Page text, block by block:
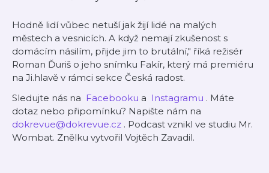
Hodně lidí vůbec netuší jak žijí lidé na malých
městech a vesnicích. A když nemají zkušenost s
domácím násilím, přijde jim to brutální," říká režisér
Roman Ďuriš o jeho snímku Fakír, který má premiéru
na Ji.hlavě v rámci sekce Česká radost.
Sledujte nás na ⁠ Facebooku a ⁠ Instagramu⁠ . Máte
dotaz nebo připomínku? Napište nám na ⁠⁠
dokrevue@dokrevue.cz⁠ . ⁠Podcast vznikl ve studiu Mr.
Wombat. Znělku vytvořil Vojtěch Zavadil.